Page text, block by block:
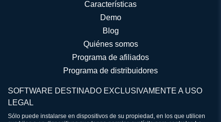
Características
Demo
Blog
Quiénes somos
Programa de afiliados
Programa de distribuidores
SOFTWARE DESTINADO EXCLUSIVAMENTE A USO
LEGAL
Sólo puede instalarse en dispositivos de su propiedad, en los que utilicen